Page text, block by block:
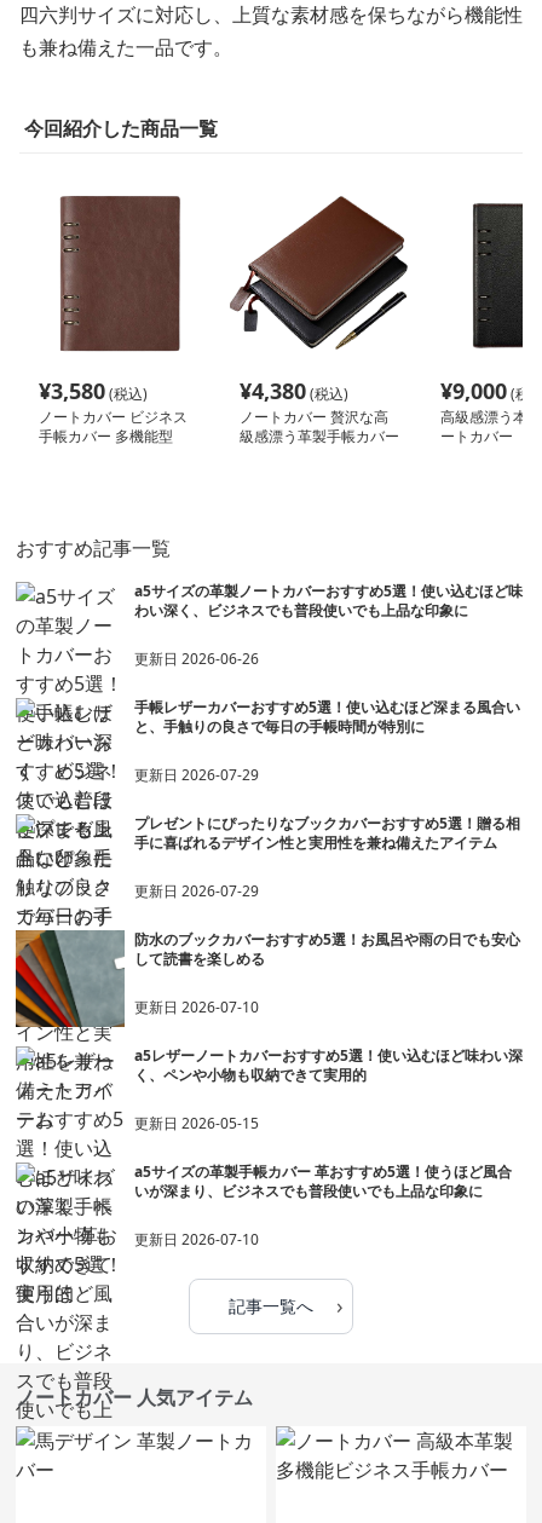
四六判サイズに対応し、上質な素材感を保ちながら機能性
も兼ね備えた一品です。
今回紹介した商品一覧
¥3,580(税込)
ノートカバー ビジネス
手帳カバー 多機能型
¥4,380(税込)
ノートカバー 贅沢な高
級感漂う革製手帳カバー
¥9,000(税
高級感漂う本
ートカバー
おすすめ記事一覧
a5サイズの革製ノートカバーおすすめ5選！使い込むほど味
わい深く、ビジネスでも普段使いでも上品な印象に
更新日2026-06-26
手帳レザーカバーおすすめ5選！使い込むほど深まる風合い
と、手触りの良さで毎日の手帳時間が特別に
更新日2026-07-29
プレゼントにぴったりなブックカバーおすすめ5選！贈る相
手に喜ばれるデザイン性と実用性を兼ね備えたアイテム
更新日2026-07-29
防水のブックカバーおすすめ5選！お風呂や雨の日でも安心
して読書を楽しめる
更新日2026-07-10
a5レザーノートカバーおすすめ5選！使い込むほど味わい深
く、ペンや小物も収納できて実用的
更新日2026-05-15
a5サイズの革製手帳カバー 革おすすめ5選！使うほど風合
いが深まり、ビジネスでも普段使いでも上品な印象に
更新日2026-07-10
記事一覧へ ›
ノートカバー 人気アイテム